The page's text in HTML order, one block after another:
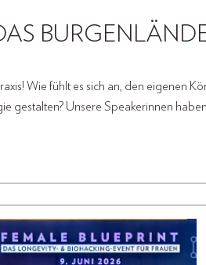
Wie fühlt es sich an, den eigenen
gestalten? Unsere Speakerinnen